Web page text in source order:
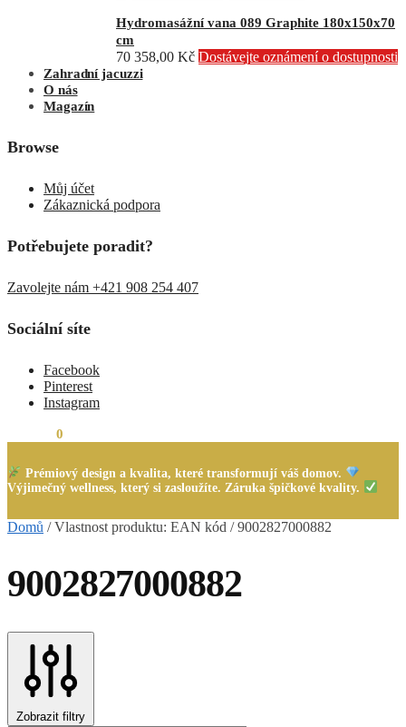
Hydromasážní vana 089 Graphite 180x150x70
cm
70 358,00 Kč Dostávejte oznámení o dostupnosti
Zahradní jacuzzi
O nás
Magazín
Browse
Můj účet
Zákaznická podpora
Potřebujete poradit?
Zavolejte nám +421 908 254 407
Sociální síte
Facebook
Pinterest
Instagram
0
Prémiový design a kvalita, které transformují váš domov.
Výjimečný wellness, který si zasloužíte. Záruka špičkové kvality.
Domů /Vlastnost produktu: EAN kód /9002827000882
9002827000882
Zobrazit filtry